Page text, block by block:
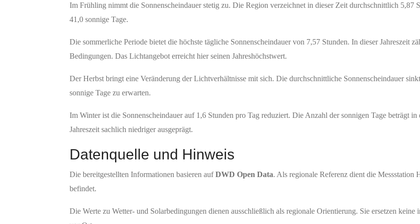
Im Frühling nimmt die Sonnenscheindauer stetig zu. Die Region verzeichnet in dieser Zeit durchschnittlich 5,87
41,0 sonnige Tage.
Die sommerliche Periode bietet die höchste tägliche Sonnenscheindauer von 7,57 Stunden. In dieser Jahreszeit
Bedingungen. Das Lichtangebot erreicht hier seinen Jahreshöchstwert.
Der Herbst bringt eine Veränderung der Lichtverhältnisse mit sich. Die durchschnittliche Sonnenscheindauer
sonnige Tage zu erwarten.
Im Winter ist die Sonnenscheindauer auf 1,6 Stunden pro Tag reduziert. Die Anzahl der sonnigen Tage beträgt
Jahreszeit sachlich niedriger ausgeprägt.
Datenquelle und Hinweis
Die bereitgestellten Informationen basieren aufDWD Open Data. Als regionale Referenz dient die
befindet.
Die Werte zu Wetter- und Solarbedingungen dienen ausschließlich als regionale Orientierung. Sie ersetzen